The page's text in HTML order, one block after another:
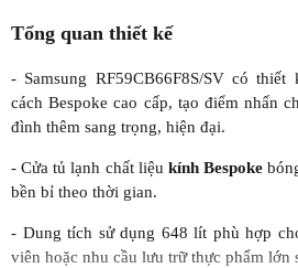
Tổng quan thiết kế
- Samsung RF59CB66F8S/SV có thiết
cách Bespoke cao cấp, tạo điểm nhấn
đình thêm sang trọng, hiện đại.
- Cửa tủ lạnh chất liệu kính Bespoke
bền bỉ theo thời gian.
- Dung tích sử dụng 648 lít phù hợp
viên hoặc nhu cầu lưu trữ thực phẩm lớn